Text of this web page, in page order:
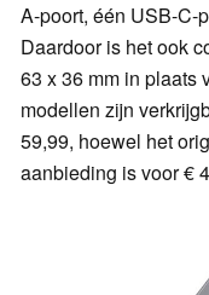
A-poort, één USB-C-
Daardoor is het ook
63 x 36 mm in plaats
modellen zijn
59,99, hoewel het
aanbieding is voor €